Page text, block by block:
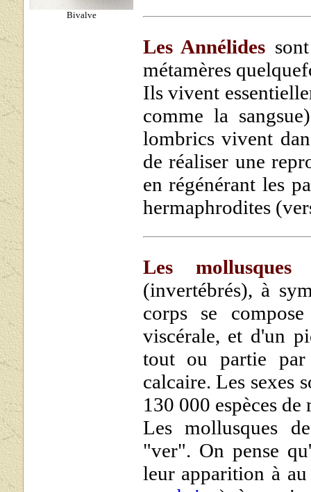
Bivalve
Les Annélides
métamères
Ils vivent
comme la
lombrics vivent
de réaliser une
en régénérant les
hermaphrodites
Les mollusques
(invertébrés), à
corps se
viscérale, et d'un
tout ou partie par
calcaire. Les sexes
130 000 espèces de
Les mollusques
"ver". On pense
leur apparition à